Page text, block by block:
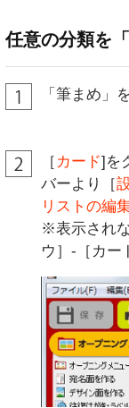
任意の分類を
「筆まめ」
［ カード]を
バーより［
リストの編
※表示され
ウ］-［カー